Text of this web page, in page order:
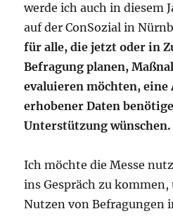
werde ich auch in diesem
auf der ConSozial in
für alle, die jetzt oder in
Befragung planen,
evaluieren möchten,
erhobener Daten
Unterstützung wünschen.
Ich möchte die Messe
ins Gespräch zu
Nutzen von Befragungen